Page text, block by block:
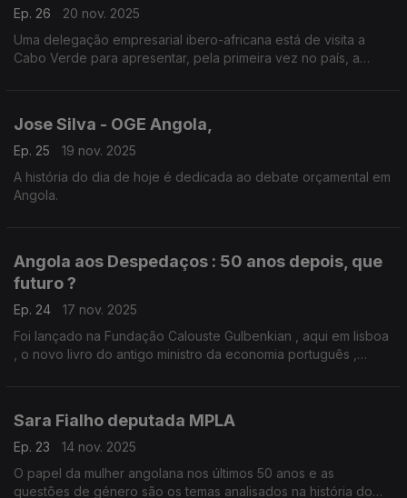
Ep. 26
20 nov. 2025
Uma delegação empresarial ibero-africana está de visita a
Cabo Verde para apresentar, pela primeira vez no país, a
Jose Silva - OGE Angola,
Ep. 25
19 nov. 2025
A história do dia de hoje é dedicada ao debate orçamental em
Angola.
Angola aos Despedaços : 50 anos depois, que
futuro ?
Ep. 24
17 nov. 2025
Foi lançado na Fundação Calouste Gulbenkian , aqui em lisboa
Sara Fialho deputada MPLA
Ep. 23
14 nov. 2025
O papel da mulher angolana nos últimos 50 anos e as
questões de género são os temas analisados na história do